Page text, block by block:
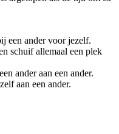
een ander voor jezelf.
schuif allemaal een plek
ander aan een ander.
aan een ander.